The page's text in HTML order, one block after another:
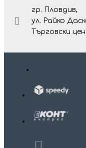
гр. Пловдив,
ул. Райко
Търговски